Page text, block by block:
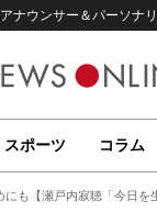
アナウンサー＆パーソナ
スポーツ コラム
にも【瀬戸内寂聴「今日を